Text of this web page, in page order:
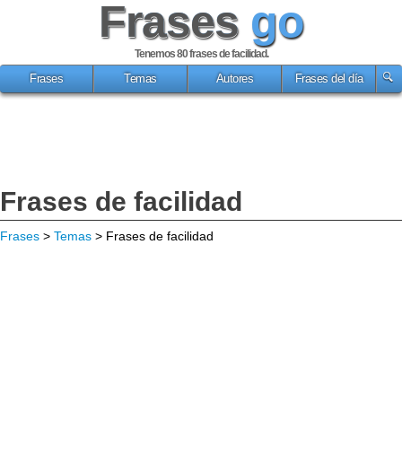
Frases go
Tenemos 80frases de facilidad.
Frases
Temas Autores Frases del día
Frases de facilidad
Frases > Temas > Frases de facilidad